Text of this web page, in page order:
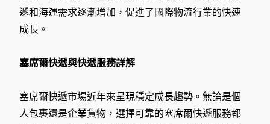
遞和海運需求逐漸增加，促進了國際物流行業的快速
成長。
塞席爾快遞與快遞服務詳解
塞席爾快遞市場近年來呈現穩定成長趨勢。無論是個
人包裹還是企業貨物，選擇可靠的塞席爾快遞服務都